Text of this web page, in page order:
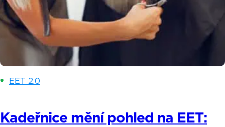
EET 2.0
Kadeřnice mění pohled na EET: